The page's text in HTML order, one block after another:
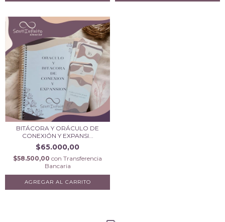
BITÁCORA Y ORÁCULO DE
CONEXIÓN Y EXPANSI...
$65.000,00
$58.500,00 con Transferencia
Bancaria